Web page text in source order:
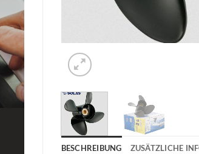
BESCHREIBUNG ZUSÄTZLICHE